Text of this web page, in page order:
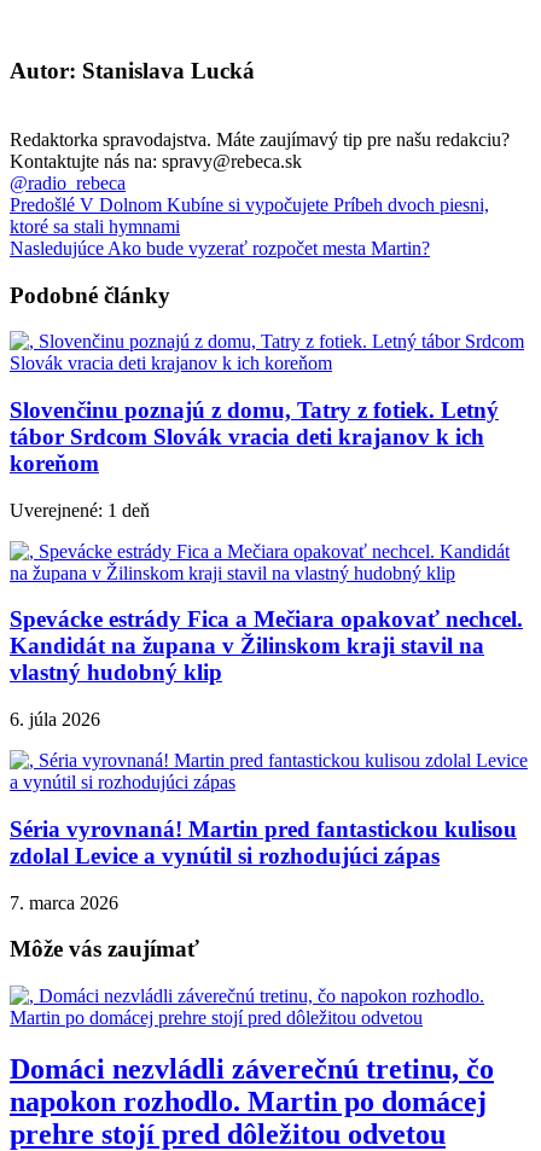
Autor: Stanislava Lucká
Redaktorka spravodajstva. Máte zaujímavý tip pre našu redakciu?
Kontaktujte nás na: spravy@rebeca.sk
@radio_rebeca
Predošlé V Dolnom Kubíne si vypočujete Príbeh dvoch piesni,
ktoré sa stali hymnami
Nasledujúce Ako bude vyzerať rozpočet mesta Martin?
Podobné články
Slovenčinu poznajú z domu, Tatry z fotiek. Letný
tábor Srdcom Slovák vracia deti krajanov k ich
koreňom
Uverejnené: 1 deň
Spevácke estrády Fica a Mečiara opakovať nechcel.
Kandidát na župana v Žilinskom kraji stavil na
vlastný hudobný klip
6. júla 2026
Séria vyrovnaná! Martin pred fantastickou kulisou
zdolal Levice a vynútil si rozhodujúci zápas
7. marca 2026
Môže vás zaujímať
Domáci nezvládli záverečnú tretinu, čo
napokon rozhodlo. Martin po domácej
prehre stojí pred dôležitou odvetou